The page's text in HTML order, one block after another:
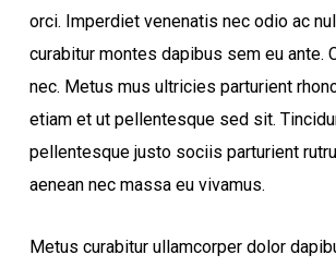
orci. Imperdiet venenatis nec odio ac
curabitur montes dapibus sem eu ante.
nec. Metus mus ultricies parturient
etiam et ut pellentesque sed sit.
pellentesque justo sociis parturient
aenean nec massa eu vivamus.
Metus curabitur ullamcorper dolor